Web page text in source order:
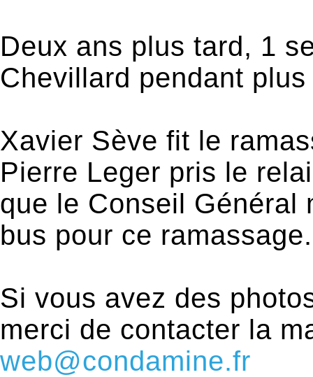
Deux ans plus tard, 1
Chevillard pendant
Xavier Sève fit le
Pierre Leger pris le
que le Conseil Général
bus pour ce ramassage.
Si vous avez des
merci de contacter la
web@condamine.fr